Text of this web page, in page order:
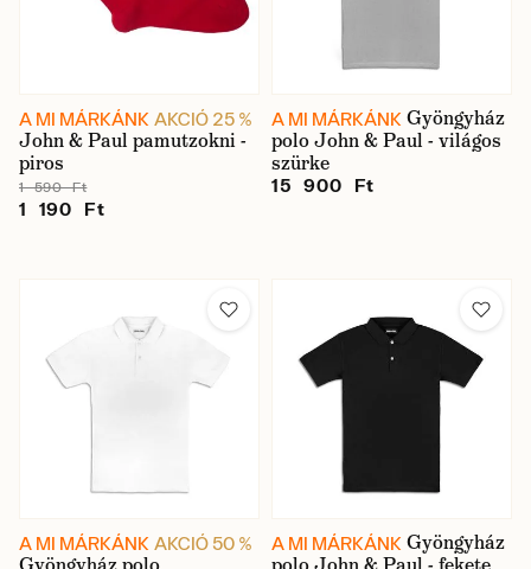
A MI MÁRKÁNK AKCIÓ 25 %
John & Paul pamutzokni -
piros
1 590 Ft
1 190 Ft
A MI MÁRKÁNK Gyöngyház
polo John & Paul - világos
szürke
15 900 Ft
A MI MÁRKÁNK AKCIÓ 50 % A MI MÁRKÁNK Gyöngyház